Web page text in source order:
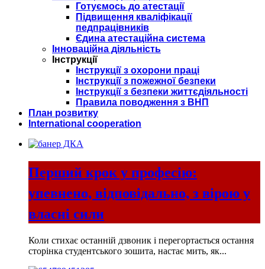
Готуємось до атестації
Підвищення кваліфікації
педпрацівників
Єдина атестаційна система
Інноваційна діяльність
Інструкції
Інструкції з охорони праці
Інструкції з пожежної безпеки
Інструкції з безпеки життєдіяльності
Правила поводження з ВНП
План розвитку
International cooperation
Перший крок у професію:
упевнено, відповідально, з вірою у
власні сили
Коли стихає останній дзвоник і перегортається остання
сторінка студентського зошита, настає мить, як...